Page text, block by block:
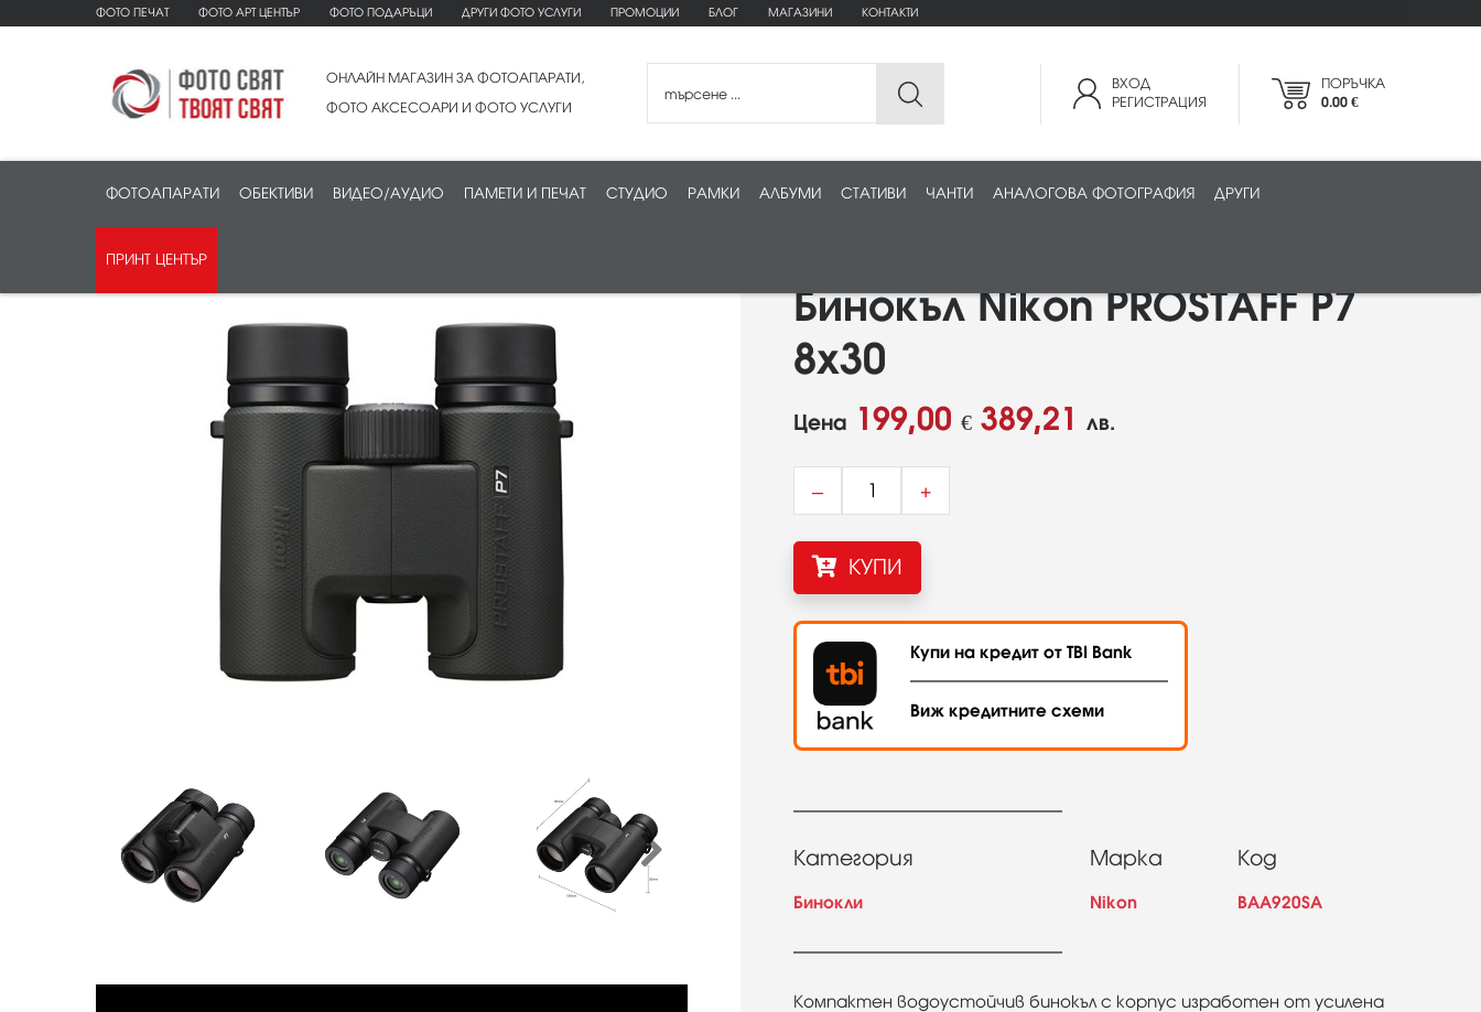
ФОТО ПЕЧАТ ФОТО АРТ ЦЕНТЪР ФОТО ПОДАРЪЦИ ДРУГИ ФОТО УСЛУГИ ПРОМОЦИИ БЛОГ МАГАЗИНИ КОНТАКТИ
ОНЛАЙН МАГАЗИН ЗА ФОТОАПАРАТИ,
ФОТО АКСЕСОАРИ И ФОТО УСЛУГИ
ВХОД
РЕГИСТРАЦИЯ
ПОРЪЧКА
0.00 €
ФОТОАПАРАТИ ОБЕКТИВИ ВИДЕО/АУДИО ПАМЕТИ И ПЕЧАТ СТУДИО РАМКИ АЛБУМИ СТАТИВИ ЧАНТИ АНАЛОГОВА ФОТОГРАФИЯ ДРУГИ
ПРИНТ ЦЕНТЪР
Бинокъл Nikon PROSTAFF P7
8x30
Цена 199,00 € 389,21 лв.
– +
КУПИ
Купи на кредит от TBI Bank
Виж кредитните схеми
Категория
Бинокли
Марка
Nikon
Код
BAA920SA
Компактен водоустойчив бинокъл с корпус изработен от усилена